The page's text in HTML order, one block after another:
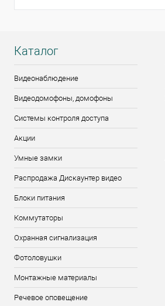
Каталог
Видеонаблюдение
Видеодомофоны, домофоны
Системы контроля доступа
Акции
Умные замки
Распродажа Дискаунтер видео
Блоки питания
Коммутаторы
Охранная сигнализация
Фотоловушки
Монтажные материалы
Речевое оповещение